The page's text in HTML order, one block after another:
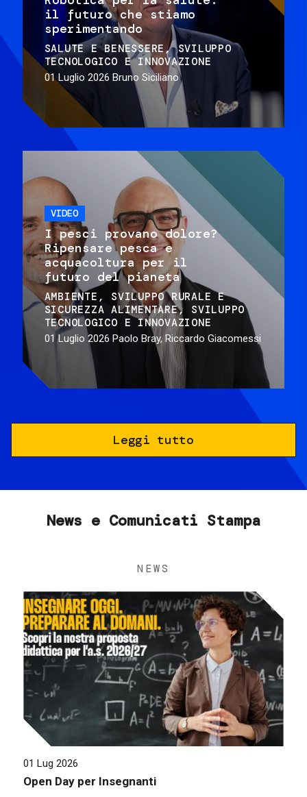
il futuro che stiamo
sperimentando
SALUTE E BENESSERE
SVILUPPO
TECNOLOGICO E INNOVAZIONE
01 Luglio 2026 Bruno Siciliano
VIDEO
I pesci provano dolore?
Ripensare pesca e
acquacoltura per il
futuro del pianeta
AMBIENTE
SVILUPPO RURALE E
SICUREZZA ALIMENTARE
SVILUPPO
TECNOLOGICO E INNOVAZIONE
01 Luglio 2026 Paolo Bray, Riccardo Giacomessi
Leggi tutto
News e Comunicati Stampa
NEWS
01 Lug 2026
Open Day per Insegnanti